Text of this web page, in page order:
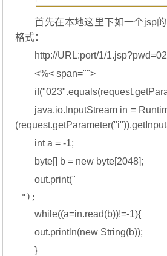
首先在本地这里下如一个jsp
格式：
http://URL:port/1/
<%< span="">
java.io.InputStream in =
int a = -1;
byte[] b = new byte[2048];
out.print("
");
while((a=in.read(b))!=-1){
out.println(new String(b));
}